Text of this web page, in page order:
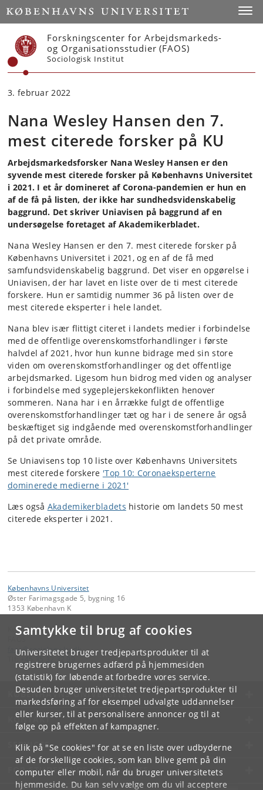
Samtykke til brug af cookies
Universitetet bruger tredjepartsprodukter til at
registrere brugernes adfærd på hjemmesiden
(statistik) for løbende at forbedre vores service.
Desuden bruger universitetet tredjepartsprodukter til
markedsføring af for eksempel udvalgte uddannelser
eller kurser, til at personalisere annoncer og til at
følge op på effekten af kampagner.
Klik på "Se cookies" for at se en liste over udbyderne
af de forskellige cookies, som kan blive gemt på din
computer eller mobil, når du bruger universitetets
hjemmeside. Du kan selv vælge om du vil acceptere
Start
Forskningscenter for Arbejdsmarkeds-
og Organisationsstudier (FAOS)
Sociologisk Institut
3. februar 2022
Nana Wesley Hansen den 7.
mest citerede forsker på KU
Arbejdsmarkedsforsker Nana Wesley Hansen er den
syvende mest citerede forsker på Københavns Universitet
i 2021. I et år domineret af Corona-pandemien er hun en
af de få på listen, der ikke har sundhedsvidenskabelig
baggrund. Det skriver Uniavisen på baggrund af en
undersøgelse foretaget af Akademikerbladet.
Nana Wesley Hansen er den 7. mest citerede forsker på
Københavns Universitet i 2021, og en af de få med
samfundsvidenskabelig baggrund. Det viser en opgørelse i
Uniavisen, der har lavet en liste over de ti mest citerede
forskere. Hun er samtidig nummer 36 på listen over de
mest citerede eksperter i hele landet.
Nana blev især flittigt citeret i landets medier i forbindelse
med de offentlige overenskomstforhandlinger i første
halvdel af 2021, hvor hun kunne bidrage med sin store
viden om overenskomstforhandlinger og det offentlige
arbejdsmarked. Ligesom hun bidrog med viden og analyser
i forbindelse med sygeplejerskekonflikten henover
sommeren. Nana har i en årrække fulgt de offentlige
overenskomstforhandlinger tæt og har i de senere år også
beskæftiget sig indgående med overenskomstforhandlinger
på det private område.
Se Uniavisens top 10 liste over Københavns Universitets
mest citerede forskere 'Top 10: Coronaeksperterne
dominerede medierne i 2021'
Læs også Akademikerbladets historie om landets 50 mest
citerede eksperter i 2021.
Københavns Universitet
Øster Farimagsgade 5, bygning 16
1353 København K
Kontakt:
faos@sociology.ku.dk
KØBENHAVNS UNIVERSITET
KONTAKT
SERVICES
FOR STUDERENDE OG ANSATTE